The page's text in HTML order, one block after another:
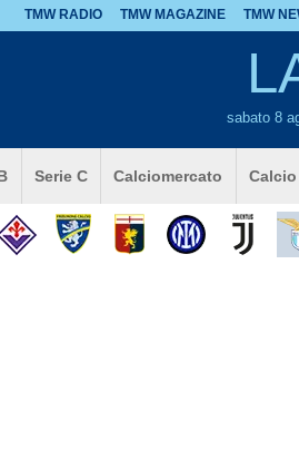
TMW RADIO TMW MAGAZINE TMW
sabato 8
Serie C Calciomercato